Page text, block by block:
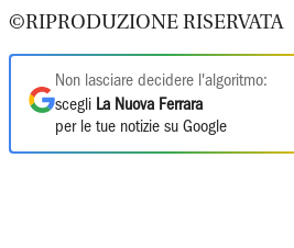
©RIPRODUZIONE RISERVATA
Non lasciare decidere l'algoritmo:
scegli La Nuova Ferrara
per le tue notizie su Google